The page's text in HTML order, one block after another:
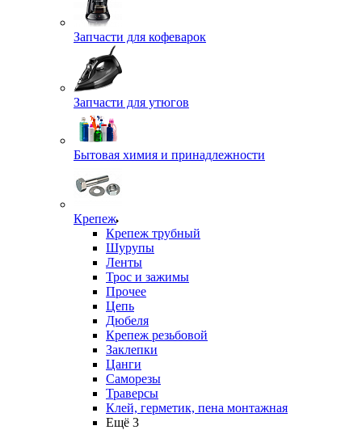
Запчасти для кофеварок
Запчасти для утюгов
Бытовая химия и принадлежности
Крепеж
Крепеж трубный
Шурупы
Ленты
Трос и зажимы
Прочее
Цепь
Дюбеля
Крепеж резьбовой
Заклепки
Цанги
Саморезы
Траверсы
Клей, герметик, пена монтажная
Ещё 3